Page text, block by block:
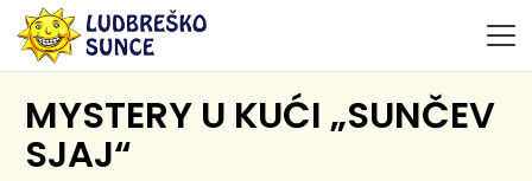
MYSTERY U KUĆI „SUNČEV
SJAJ“